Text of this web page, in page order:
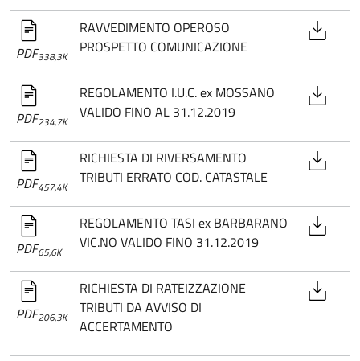
PDF338,3K
RAVVEDIMENTO OPEROSO
PROSPETTO COMUNICAZIONE
PDF234,7K
REGOLAMENTO I.U.C. ex MOSSANO
VALIDO FINO AL 31.12.2019
PDF457,4K
RICHIESTA DI RIVERSAMENTO
TRIBUTI ERRATO COD. CATASTALE
PDF65,6K
REGOLAMENTO TASI ex BARBARANO
VIC.NO VALIDO FINO 31.12.2019
PDF206,3K
RICHIESTA DI RATEIZZAZIONE
TRIBUTI DA AVVISO DI
ACCERTAMENTO